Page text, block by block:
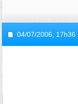
04/07/2006, 17h36